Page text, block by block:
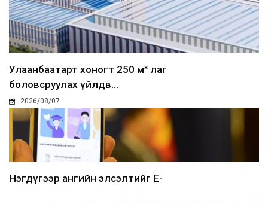
Улаанбаатарт хоногт 250 м³ лаг
боловсруулах үйлдв...
2026/08/07
Нэгдүгээр ангийн элсэлтийг E-